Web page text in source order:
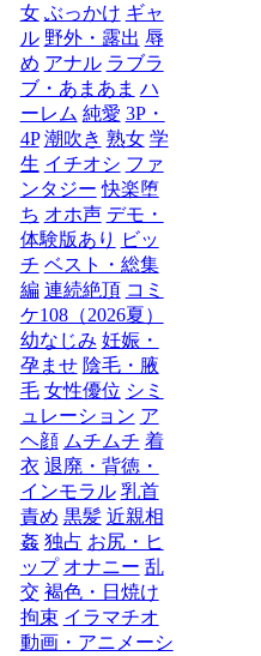
女 ぶっかけ ギャ
ル 野外・露出 辱
め アナル ラブラ
ブ・あまあま ハ
ーレム 純愛 3P・
4P 潮吹き 熟女 学
生 イチオシ ファ
ンタジー 快楽堕
ち オホ声 デモ・
体験版あり
ビッ
チ ベスト・総集
編 連続絶頂 コミ
ケ108（2026夏）
幼なじみ 妊娠・
孕ませ 陰毛・腋
毛 女性優位 シミ
ュレーション ア
ヘ顔 ムチムチ 着
衣 退廃・背徳・
インモラル 乳首
責め 黒髪 近親相
姦 独占 お尻・ヒ
ップ オナニー 乱
交 褐色・日焼け
拘束 イラマチオ
動画・アニメーシ